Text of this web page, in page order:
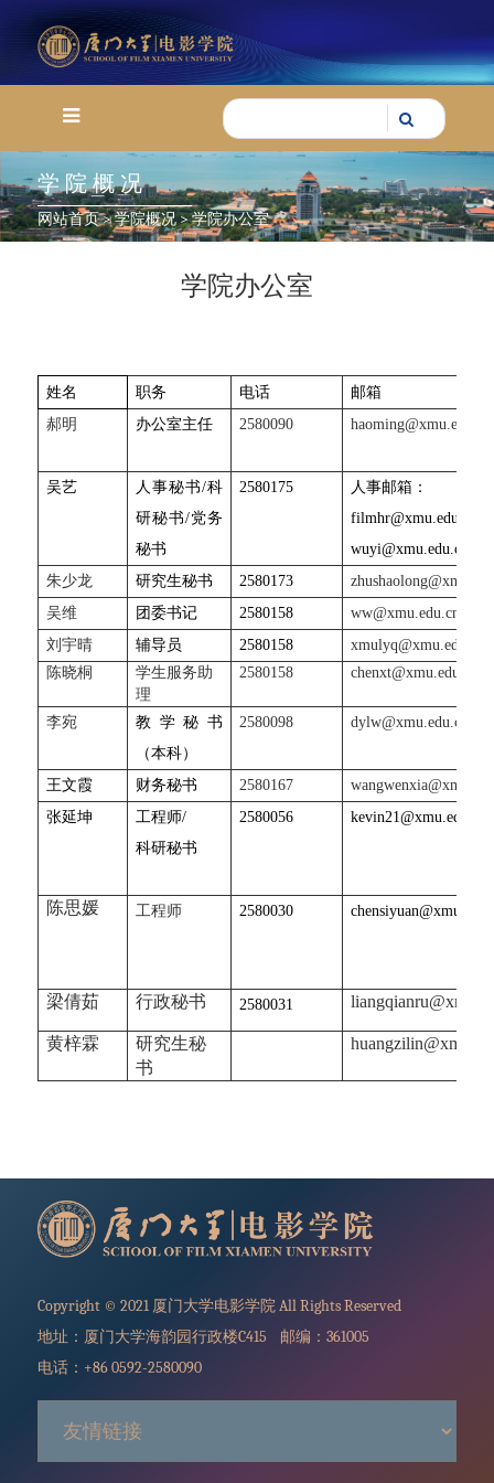
学院概况
网站首页>学院概况>学院办公室
学院办公室
姓名 职务 电话 邮箱
郝明 办公室主任 2580090 haoming@xmu.edu.cn
吴艺
人事秘书/科
研秘书/党务
秘书
2580175
人事邮箱：
filmhr@xmu.edu.cn,
wuyi@xmu.edu.cn
朱少龙
研究生秘书 2580173
吴维
团委书记 2580158
ww@xmu.edu.cn
刘宇晴 辅导员 2580158
xmulyq@xmu.edu.cn
陈晓桐
学生服务助
理
2580158 chenxt@xmu.edu.cn
李宛
教学秘书
（本科）
2580098 dylw@xmu.edu.cn
王文霞 财务秘书 2580167
张延坤
工程师/
科研秘书
2580056 kevin21@xmu.edu.cn
陈思媛 工程师 2580030
梁倩茹 行政秘书 2580031
黄梓霖
研究生秘
书
Copyright © 2021 厦门大学电影学院 All Rights Reserved
地址：厦门大学海韵园行政楼C415 邮编：361005
电话：+86 0592-2580090